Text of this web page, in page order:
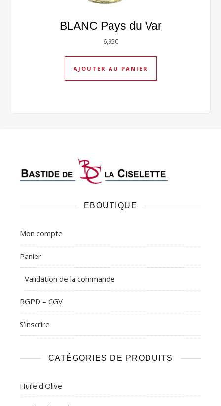
BLANC Pays du Var
6,95€
AJOUTER AU PANIER
EBOUTIQUE
Mon compte
Panier
Validation de la commande
RGPD – CGV
S’inscrire
CATÉGORIES DE PRODUITS
Huile d'Olive